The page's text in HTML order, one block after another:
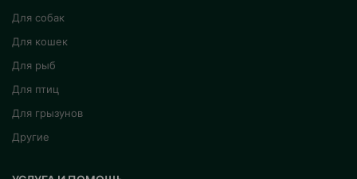
Для собак
Для кошек
Для рыб
Для птиц
Для грызунов
Другие